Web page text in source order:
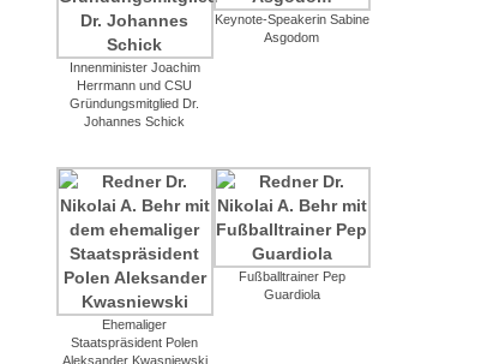
Innenminister Joachim
Herrmann und CSU
Gründungsmitglied Dr.
Johannes Schick
Keynote-Speakerin Sabine
Asgodom
Ehemaliger
Staatspräsident Polen
Aleksander Kwasniewski
Fußballtrainer Pep
Guardiola